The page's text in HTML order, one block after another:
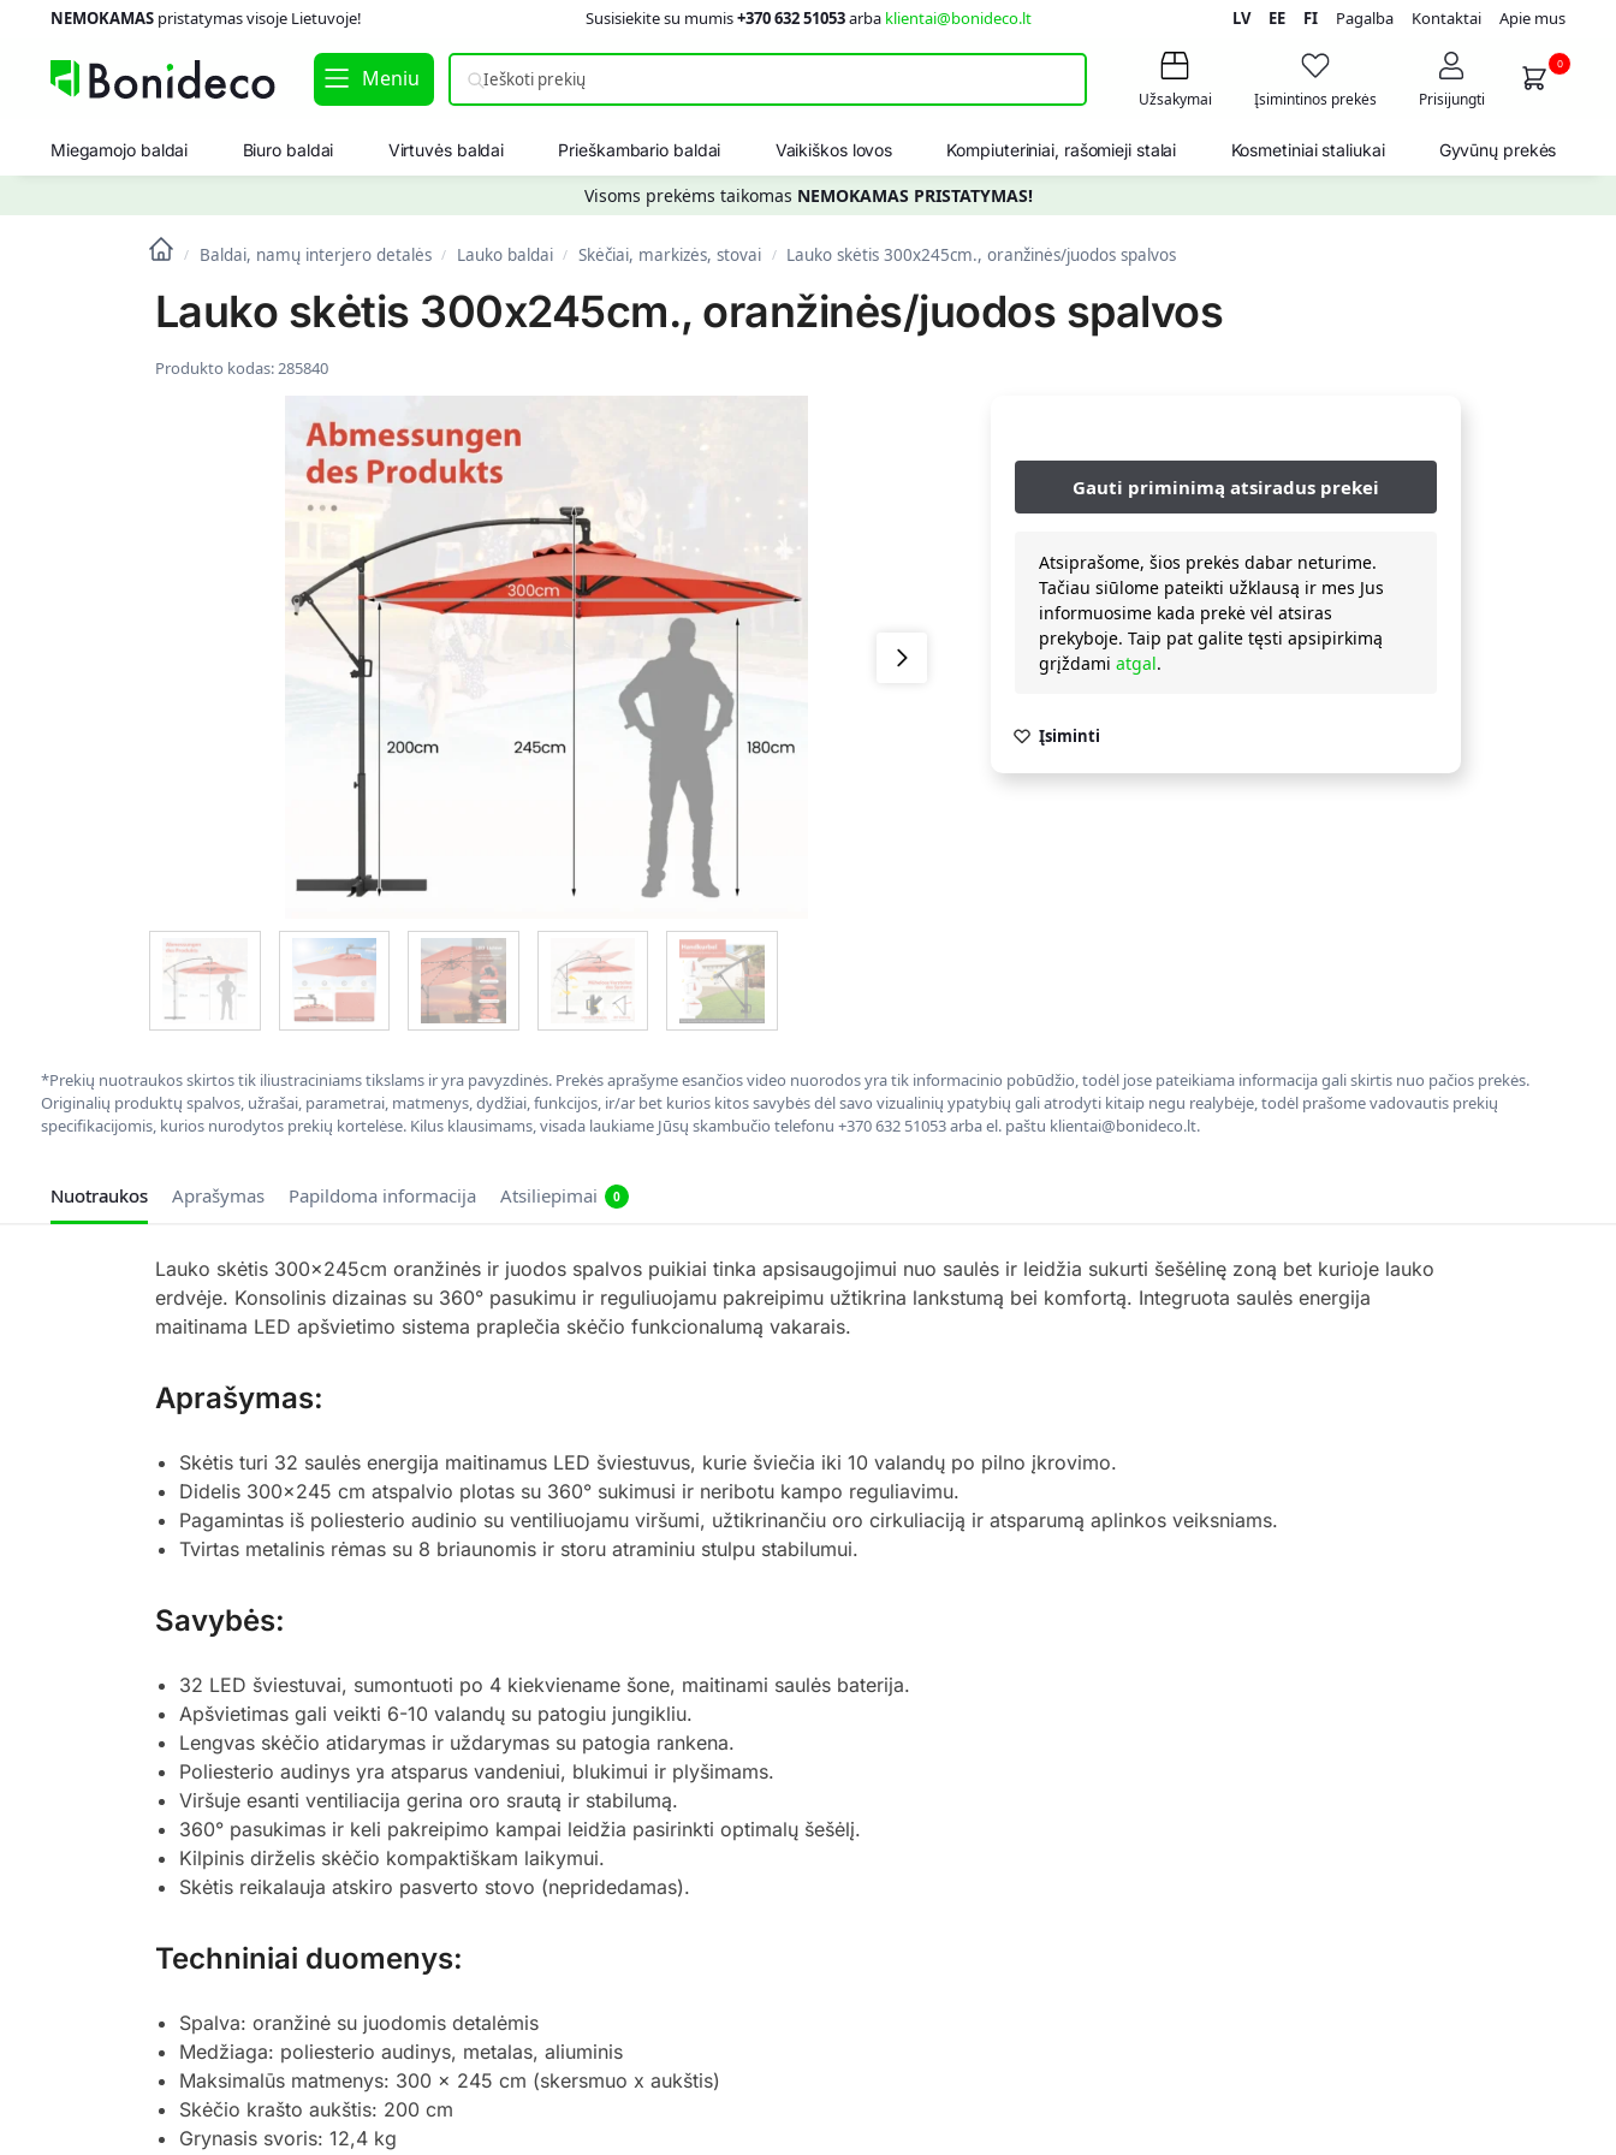
NEMOKAMASpristatymas visoje Lietuvoje! Susisiekite su mumis+370 632 51053arba klientai@bonideco.lt LV EE FI Pagalba Kontaktai Apie mus
Meniu
Užsakymai Įsimintinos prekės Prisijungti
0
Miegamojo baldai Biuro baldai Virtuvės baldai Prieškambario baldai Vaikiškos lovos Kompiuteriniai, rašomieji stalai Kosmetiniai staliukai Gyvūnų prekės
Visoms prekėms taikomas NEMOKAMAS PRISTATYMAS!
/ Baldai, namų interjero detalės / Lauko baldai / Skėčiai, markizės, stovai / Lauko skėtis 300x245cm., oranžinės/juodos spalvos
Lauko skėtis 300x245cm., oranžinės/juodos spalvos
Produkto kodas:285840
Atsiprašome, šios prekės dabar neturime.
Tačiau siūlome pateikti užklausą ir mes Jus
informuosime kada prekė vėl atsiras
prekyboje. Taip pat galite tęsti apsipirkimą
grįždamiatgal.
Įsiminti
*Prekių nuotraukos skirtos tik iliustraciniams tikslams ir yra pavyzdinės. Prekės aprašyme esančios video nuorodos yra tik informacinio pobūdžio, todėl jose pateikiama informacija gali skirtis nuo pačios prekės.
Originalių produktų spalvos, užrašai, parametrai, matmenys, dydžiai, funkcijos, ir/ar bet kurios kitos savybės dėl savo vizualinių ypatybių gali atrodyti kitaip negu realybėje, todėl prašome vadovautis prekių
specifikacijomis, kurios nurodytos prekių kortelėse. Kilus klausimams, visada laukiame Jūsų skambučio telefonu +370 632 51053 arba el. paštu klientai@bonideco.lt.
Nuotraukos Aprašymas Papildoma informacija Atsiliepimai 0
Lauko skėtis 300x245cm oranžinės ir juodos spalvos puikiai tinka apsisaugojimui nuo saulės ir leidžia sukurti šešėlinę zoną bet kurioje lauko
erdvėje. Konsolinis dizainas su 360° pasukimu ir reguliuojamu pakreipimu užtikrina lankstumą bei komfortą. Integruota saulės energija
maitinama LED apšvietimo sistema praplečia skėčio funkcionalumą vakarais.
Aprašymas:
Skėtis turi 32 saulės energija maitinamus LED šviestuvus, kurie šviečia iki 10 valandų po pilno įkrovimo.
Didelis 300×245 cm atspalvio plotas su 360° sukimusi ir neribotu kampo reguliavimu.
Pagamintas iš poliesterio audinio su ventiliuojamu viršumi, užtikrinančiu oro cirkuliaciją ir atsparumą aplinkos veiksniams.
Tvirtas metalinis rėmas su 8 briaunomis ir storu atraminiu stulpu stabilumui.
Savybės:
32 LED šviestuvai, sumontuoti po 4 kiekviename šone, maitinami saulės baterija.
Apšvietimas gali veikti 6-10 valandų su patogiu jungikliu.
Lengvas skėčio atidarymas ir uždarymas su patogia rankena.
Poliesterio audinys yra atsparus vandeniui, blukimui ir plyšimams.
Viršuje esanti ventiliacija gerina oro srautą ir stabilumą.
360° pasukimas ir keli pakreipimo kampai leidžia pasirinkti optimalų šešėlį.
Kilpinis dirželis skėčio kompaktiškam laikymui.
Skėtis reikalauja atskiro pasverto stovo (nepridedamas).
Techniniai duomenys:
Spalva: oranžinė su juodomis detalėmis
Medžiaga: poliesterio audinys, metalas, aliuminis
Maksimalūs matmenys: 300 x 245 cm (skersmuo x aukštis)
Skėčio krašto aukštis: 200 cm
Grynasis svoris: 12,4 kg